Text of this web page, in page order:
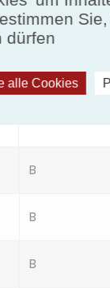
B
B
B
dürfen
alle Cookies